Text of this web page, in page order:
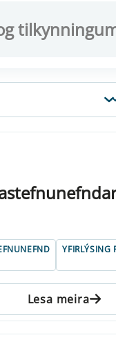
YFIRLÝSING
Lesa meira